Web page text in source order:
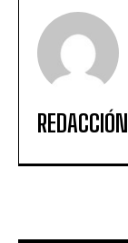
REDACCIÓN